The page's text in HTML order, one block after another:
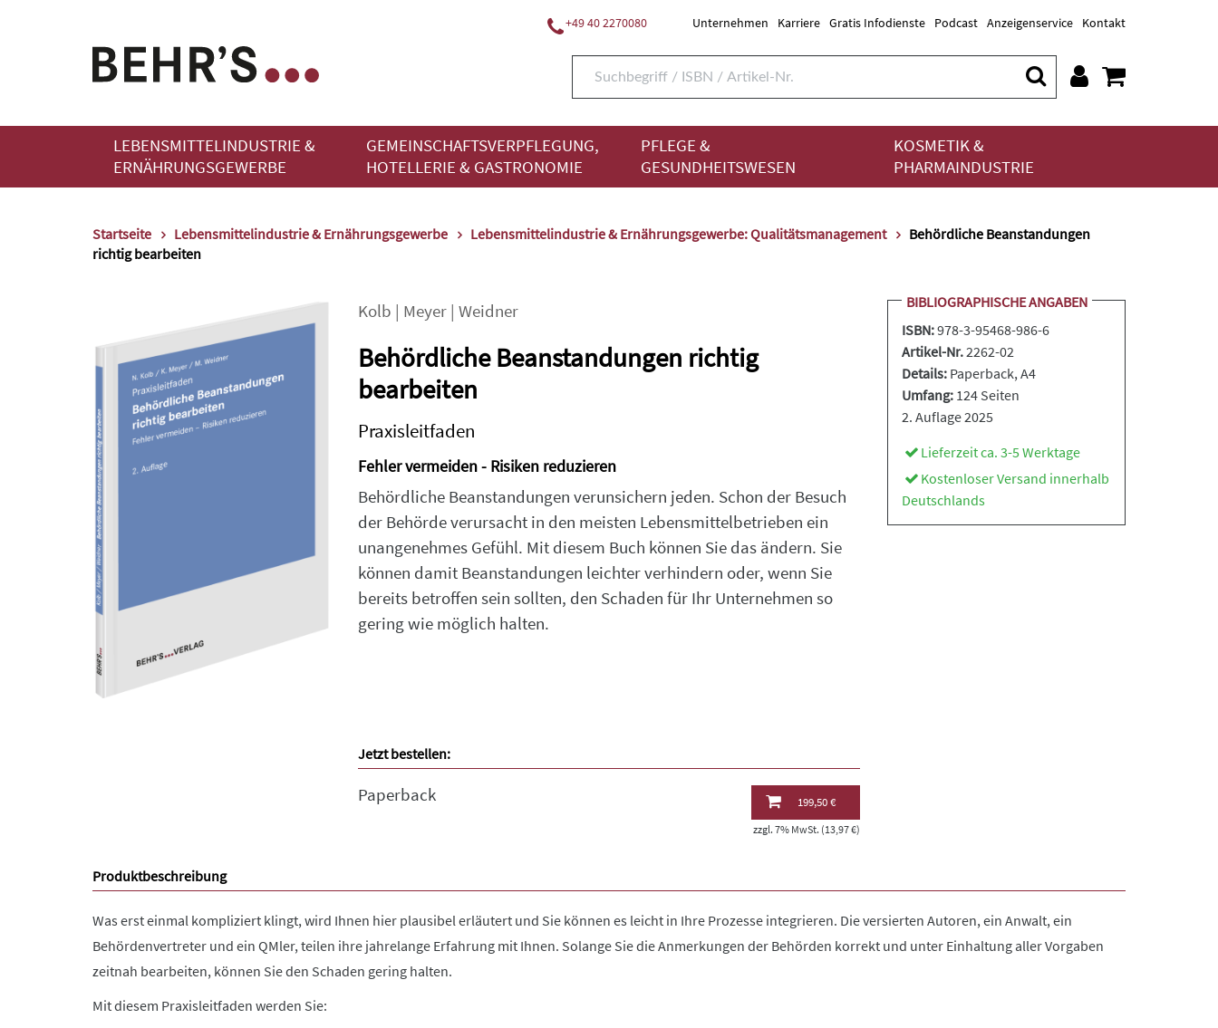
+49 40 2270080 Unternehmen Karriere Gratis Infodienste Podcast Anzeigenservice Kontakt
LEBENSMITTELINDUSTRIE &
ERNÄHRUNGSGEWERBE
GEMEINSCHAFTSVERPFLEGUNG,
HOTELLERIE & GASTRONOMIE
PFLEGE &
GESUNDHEITSWESEN
KOSMETIK &
PHARMAINDUSTRIE
Startseite Lebensmittelindustrie & Ernährungsgewerbe Lebensmittelindustrie & Ernährungsgewerbe: Qualitätsmanagement
Behördliche Beanstandungen
richtig bearbeiten
Kolb | Meyer| Weidner
Behördliche Beanstandungen richtig
bearbeiten
Praxisleitfaden
Fehler vermeiden - Risiken reduzieren
Behördliche Beanstandungen verunsichern jeden. Schon der Besuch
der Behörde verursacht in den meisten Lebensmittelbetrieben ein
unangenehmes Gefühl. Mit diesem Buch können Sie das ändern. Sie
können damit Beanstandungen leichter verhindern oder, wenn Sie
bereits betroffen sein sollten, den Schaden für Ihr Unternehmen so
gering wie möglich halten.
BIBLIOGRAPHISCHE ANGABEN
ISBN:978-3-95468-986-6
Artikel-Nr.2262-02
Details: Paperback, A4
Umfang: 124 Seiten
2. Auflage 2025
Lieferzeit ca. 3-5 Werktage
Kostenloser Versand innerhalb
Deutschlands
Jetzt bestellen:
Paperback 199,50 €
zzgl. 7% MwSt. (13,97 €)
Produktbeschreibung
Was erst einmal kompliziert klingt, wird Ihnen hier plausibel erläutert und Sie können es leicht in Ihre Prozesse integrieren. Die versierten Autoren, ein Anwalt, ein
Behördenvertreter und ein QMler, teilen ihre jahrelange Erfahrung mit Ihnen. Solange Sie die Anmerkungen der Behörden korrekt und unter Einhaltung aller Vorgaben
zeitnah bearbeiten, können Sie den Schaden gering halten.
Mit diesem Praxisleitfaden werden Sie: